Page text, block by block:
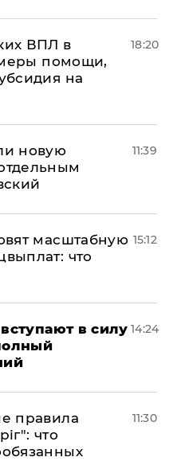
ВПЛ в
помощи,
на
18:20
новую
11:39
масштабную
что
15:12
в силу 14:24
правила
что
11:30